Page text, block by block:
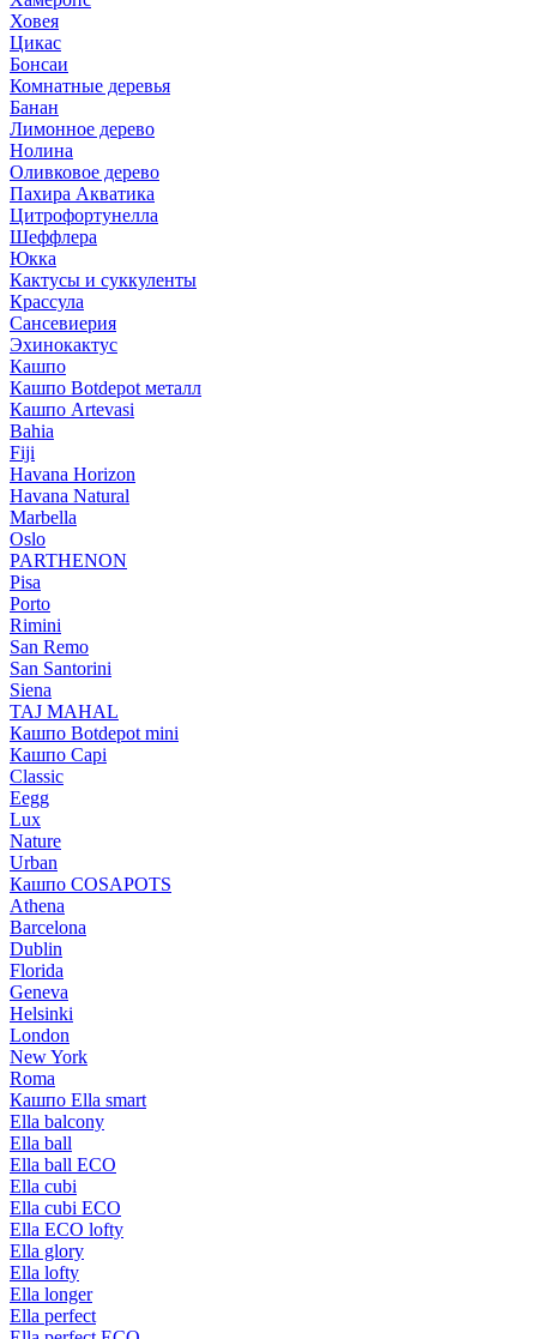
Ховея
Цикас
Бонсаи
Комнатные деревья
Банан
Лимонное дерево
Нолина
Оливковое дерево
Пахира Акватика
Цитрофортунелла
Шеффлера
Юкка
Кактусы и суккуленты
Крассула
Сансевиерия
Эхинокактус
Кашпо
Кашпо Botdepot металл
Кашпо Artevasi
Bahia
Fiji
Havana Horizon
Havana Natural
Marbella
Oslo
PARTHENON
Pisa
Porto
Rimini
San Remo
San Santorini
Siena
TAJ MAHAL
Кашпо Botdepot mini
Кашпо Capi
Classic
Eegg
Lux
Nature
Urban
Кашпо COSAPOTS
Athena
Barcelona
Dublin
Florida
Geneva
Helsinki
London
New York
Roma
Кашпо Ella smart
Ella balcony
Ella ball
Ella ball ECO
Ella cubi
Ella cubi ECO
Ella ECO lofty
Ella glory
Ella lofty
Ella longer
Ella perfect